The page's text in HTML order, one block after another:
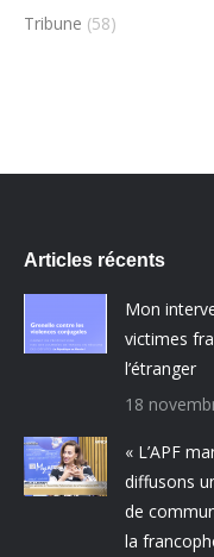
Tribune (58)
Articles récents
Mon
victimes
l’étranger
18
« L’APF
diffusons
de
la